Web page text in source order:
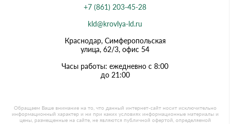
+7 (861) 203-45-28
kld@krovlya-ld.ru
Краснодар, Симферопольская
улица, 62/3, офис 54
Часы работы: ежедневно с 8:00
до 21:00